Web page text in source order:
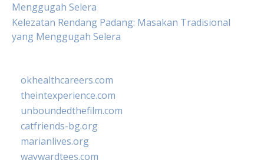
Menggugah Selera
Kelezatan Rendang Padang: Masakan Tradisional
yang Menggugah Selera
okhealthcareers.com
theintexperience.com
unboundedthefilm.com
catfriends-bg.org
marianlives.org
waywardtees.com